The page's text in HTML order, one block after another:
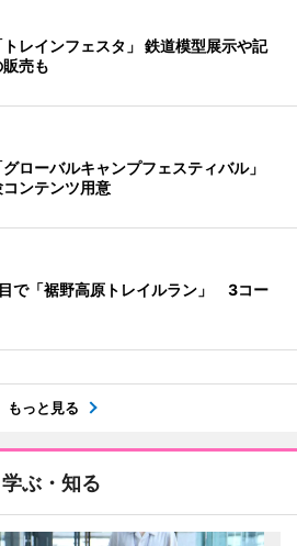
レインフェスタ」 鉄道模型展示や記
売も
グローバルキャンプフェスティバル」
ンテンツ用意
で「裾野高原トレイルラン」 3コー
もっと見る
学ぶ・知る